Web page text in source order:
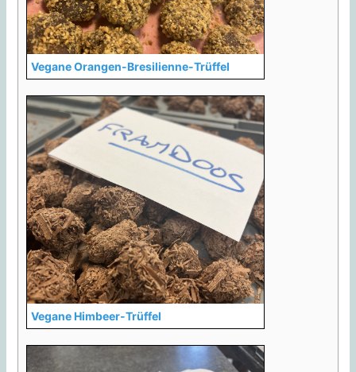
Vegane Orangen-Bresilienne-Trüffel
Vegane Himbeer-Trüffel